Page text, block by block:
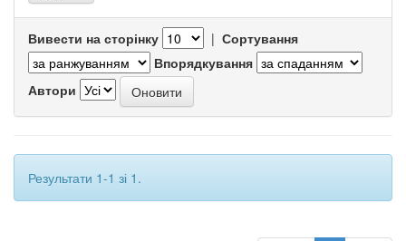
Вивести на сторінку | Сортування
Впорядкування
Автори
Результати 1-1 зі 1.